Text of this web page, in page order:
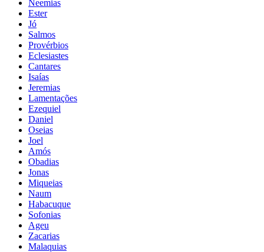
Neemias
Ester
Jó
Salmos
Provérbios
Eclesiastes
Cantares
Isaías
Jeremias
Lamentações
Ezequiel
Daniel
Oseias
Joel
Amós
Obadias
Jonas
Miqueias
Naum
Habacuque
Sofonias
Ageu
Zacarias
Malaquias